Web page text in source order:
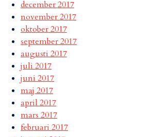
december 2017
november 2017
oktober 2017
september 2017
augusti 2017
juli 2017
juni 2017
maj 2017
april 2017
mars 2017
februari 2017